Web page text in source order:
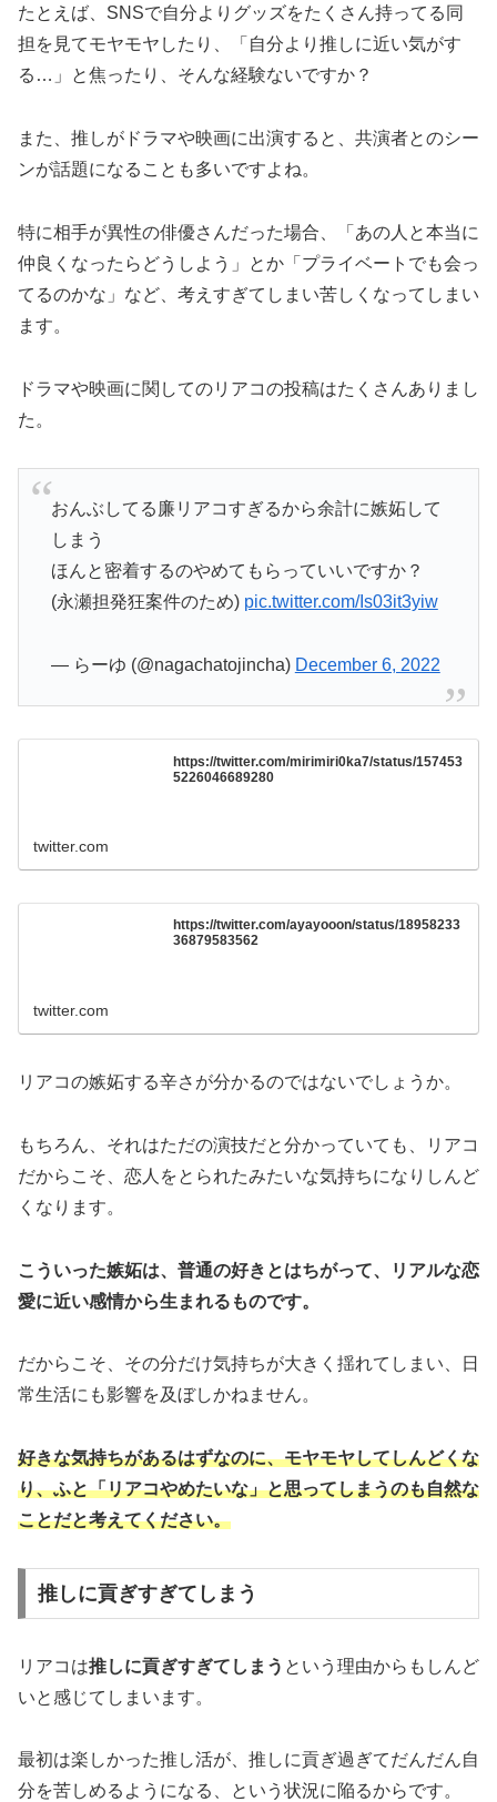
たとえば、SNSで自分よりグッズをたくさん持ってる同
担を見てモヤモヤしたり、「自分より推しに近い気がす
る…」と焦ったり、そんな経験ないですか？
また、推しがドラマや映画に出演すると、共演者とのシー
ンが話題になることも多いですよね。
特に相手が異性の俳優さんだった場合、「あの人と本当に
仲良くなったらどうしよう」とか「プライベートでも会っ
てるのかな」など、考えすぎてしまい苦しくなってしまい
ます。
ドラマや映画に関してのリアコの投稿はたくさんありまし
た。
おんぶしてる廉リアコすぎるから余計に嫉妬して
しまう
ほんと密着するのやめてもらっていいですか？
(永瀬担発狂案件のため) pic.twitter.com/Is03it3yiw
— らーゆ (@nagachatojincha) December 6, 2022
https://twitter.com/mirimiri0ka7/status/157453
5226046689280
twitter.com
https://twitter.com/ayayooon/status/18958233
36879583562
twitter.com
リアコの嫉妬する辛さが分かるのではないでしょうか。
もちろん、それはただの演技だと分かっていても、リアコ
だからこそ、恋人をとられたみたいな気持ちになりしんど
くなります。
こういった嫉妬は、普通の好きとはちがって、リアルな恋
愛に近い感情から生まれるものです。
だからこそ、その分だけ気持ちが大きく揺れてしまい、日
常生活にも影響を及ぼしかねません。
好きな気持ちがあるはずなのに、モヤモヤしてしんどくな
り、ふと「リアコやめたいな」と思ってしまうのも自然な
ことだと考えてください。
推しに貢ぎすぎてしまう
リアコは推しに貢ぎすぎてしまう という理由からもしんど
いと感じてしまいます。
最初は楽しかった推し活が、推しに貢ぎ過ぎてだんだん自
分を苦しめるようになる、という状況に陥るからです。